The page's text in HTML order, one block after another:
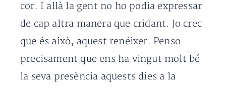
cor. I allà la gent no ho podia expressar
de cap altra manera que cridant. Jo crec
que és això, aquest renéixer. Penso
precisament que ens ha vingut molt bé
la seva presència aquests dies a la